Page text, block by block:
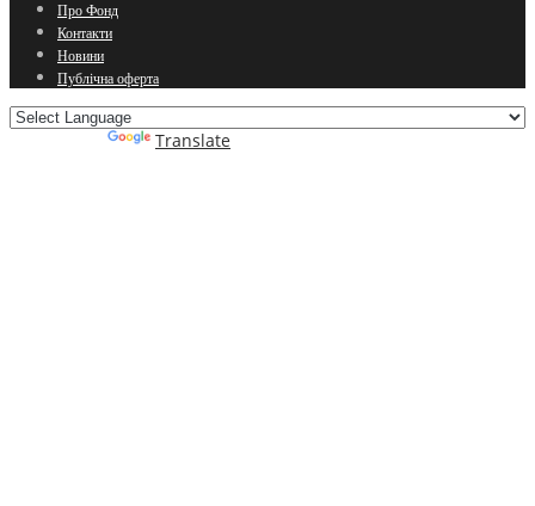
Про Фонд
Контакти
Новини
Публічна оферта
Translate